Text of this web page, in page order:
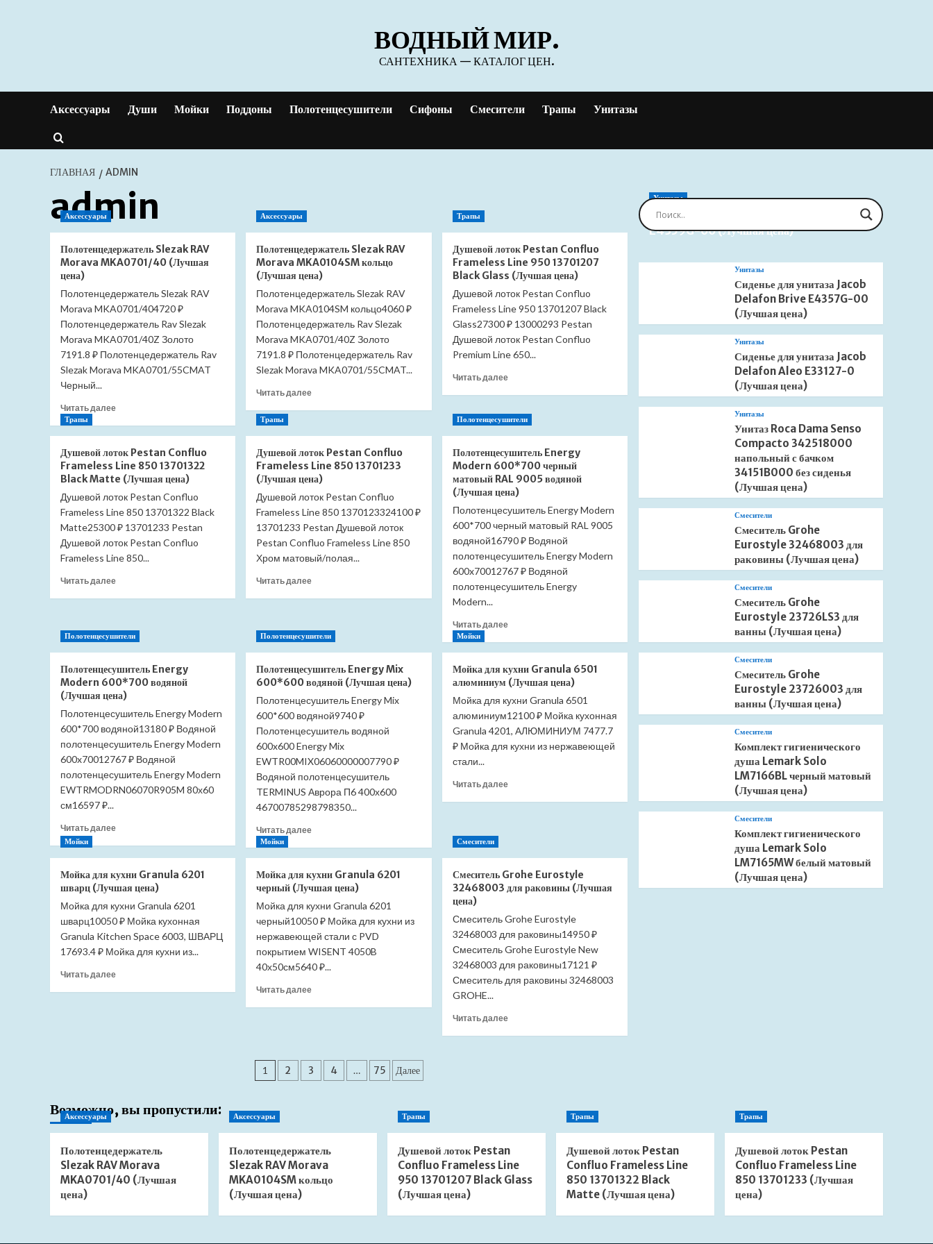
ВОДНЫЙ МИР.
САНТЕХНИКА — КАТАЛОГ ЦЕН.
Аксессуары Души Мойки Поддоны Полотенцесушители Сифоны Смесители Трапы Унитазы
ГЛАВНАЯ ADMIN
admin
Аксессуары
Полотенцедержатель Slezak RAV
Morava MKA0701/40 (Лучшая
цена)
Полотенцедержатель Slezak RAV
Morava MKA0701/404720 ₽
Полотенцедержатель Rav Slezak
Morava MKA0701/40Z Золото
7191.8 ₽ Полотенцедержатель Rav
Slezak Morava MKA0701/55CMAT
Черный...
Читать далееПрочитать
Полотенцедержатель
Slezak
RAV
Morava
MKA0701/40
(Лучшая
цена)
Аксессуары
Полотенцедержатель Slezak RAV
Morava MKA0104SM кольцо
(Лучшая цена)
Полотенцедержатель Slezak RAV
Morava MKA0104SM кольцо4060 ₽
Полотенцедержатель Rav Slezak
Morava MKA0701/40Z Золото
7191.8 ₽ Полотенцедержатель Rav
Slezak Morava MKA0701/55CMAT...
Читать далееПрочитать
RAV
Morava
MKA0104SM
кольцо
(Лучшая
цена)
Трапы
Душевой лоток Pestan Confluo
Frameless Line 950 13701207
Black Glass (Лучшая цена)
Душевой лоток Pestan Confluo
Frameless Line 950 13701207 Black
Glass27300 ₽ 13000293 Pestan
Душевой лоток Pestan Confluo
Premium Line 650...
Читать далееПрочитать
Душевой
лоток
Confluo
Frameless
Line
950
13701207
Black
(Лучшая
цена)
Трапы
Душевой лоток Pestan Confluo
Frameless Line 850 13701322
Black Matte (Лучшая цена)
Душевой лоток Pestan Confluo
Frameless Line 850 13701322 Black
Matte25300 ₽ 13701233 Pestan
Душевой лоток Pestan Confluo
Frameless Line 850...
Читать далееПрочитать
лоток
Pestan
Frameless
Line
850
13701322
Black
Matte
(Лучшая
цена)
Трапы
Душевой лоток Pestan Confluo
Frameless Line 850 13701233
(Лучшая цена)
Душевой лоток Pestan Confluo
Frameless Line 850 1370123324100 ₽
13701233 Pestan Душевой лоток
Pestan Confluo Frameless Line 850
Хром матовый/полая...
Читать далееПрочитать
лоток
Pestan
Frameless
Line
850
13701233
(Лучшая
цена)
Полотенцесушители
Полотенцесушитель Energy
Modern 600*700 черный
матовый RAL 9005 водяной
(Лучшая цена)
Полотенцесушитель Energy Modern
600*700 черный матовый RAL 9005
водяной16790 ₽ Водяной
полотенцесушитель Energy Modern
600x70012767 ₽ Водяной
полотенцесушитель Energy
Modern...
Читать далееПрочитать
Полотенцесушитель
Energy
Modern
600*700
черный
матовый
9005
(Лучшая
Полотенцесушители
Полотенцесушитель Energy
Modern 600*700 водяной
(Лучшая цена)
Полотенцесушитель Energy Modern
600*700 водяной13180 ₽ Водяной
полотенцесушитель Energy Modern
600x70012767 ₽ Водяной
полотенцесушитель Energy Modern
EWTRMODRN06070R905M 80х60
см16597 ₽...
Читать далееПрочитать
Energy
Modern
600*700
водяной
(Лучшая
Полотенцесушители
Полотенцесушитель Energy Mix
600*600 водяной (Лучшая цена)
Полотенцесушитель Energy Mix
600*600 водяной9740 ₽
Полотенцесушитель водяной
600x600 Energy Mix
EWTR00MIX06060000007790 ₽
Водяной полотенцесушитель
TERMINUS Аврора П6 400х600
46700785298798350...
Читать далееПрочитать
Полотенцесушитель
Energy
Mix
600*600
водяной
(Лучшая
цена)
Мойки
Мойка для кухни Granula 6501
алюминиум (Лучшая цена)
Мойка для кухни Granula 6501
алюминиум12100 ₽ Мойка кухонная
Granula 4201, АЛЮМИНИУМ 7477.7
₽ Мойка для кухни из нержавеющей
стали...
Читать далееПрочитать
Granula
6501
алюминиум
цена)
Мойки
Мойка для кухни Granula 6201
шварц (Лучшая цена)
Мойка для кухни Granula 6201
шварц10050 ₽ Мойка кухонная
Granula Kitchen Space 6003, ШВАРЦ
17693.4 ₽ Мойка для кухни из...
Читать далееПрочитать
Мойки
Мойка для кухни Granula 6201
черный (Лучшая цена)
Мойка для кухни Granula 6201
черный10050 ₽ Мойка для кухни из
нержавеющей стали с PVD
покрытием WISENT 4050B
40х50см5640 ₽...
Читать далееПрочитать
Granula
6201
Смесители
Смеситель Grohe Eurostyle
32468003 для раковины (Лучшая
цена)
Смеситель Grohe Eurostyle
32468003 для раковины14950 ₽
Смеситель Grohe Eurostyle New
32468003 для раковины17121 ₽
Смеситель для раковины 32468003
GROHE...
Читать далееПрочитать
(Лучшая
цена)
Пагинация
1 2 3 4 … 75 Далее
Унитазы
Сиденье для унитаза Jacob Delafon Brive
E4359G-00 (Лучшая цена)
Унитазы
Сиденье для унитаза Jacob
Delafon Brive E4357G-00
(Лучшая цена)
Унитазы
Сиденье для унитаза Jacob
Delafon Aleo E33127-0
(Лучшая цена)
Унитазы
Унитаз Roca Dama Senso
Compacto 342518000
напольный с бачком
34151B000 без сиденья
(Лучшая цена)
Смесители
Смеситель Grohe
Eurostyle 32468003 для
раковины (Лучшая цена)
Смесители
Смеситель Grohe
Eurostyle 23726LS3 для
ванны (Лучшая цена)
Смесители
Смеситель Grohe
Eurostyle 23726003 для
ванны (Лучшая цена)
Смесители
Комплект гигиенического
душа Lemark Solo
LM7166BL черный матовый
(Лучшая цена)
Смесители
Комплект гигиенического
душа Lemark Solo
LM7165MW белый матовый
(Лучшая цена)
Возможно, вы пропустили:
Аксессуары
Полотенцедержатель
Slezak RAV Morava
MKA0701/40 (Лучшая
цена)
Аксессуары
Полотенцедержатель
Slezak RAV Morava
MKA0104SM кольцо
(Лучшая цена)
Трапы
Душевой лоток Pestan
Confluo Frameless Line
950 13701207 Black Glass
(Лучшая цена)
Трапы
Душевой лоток Pestan
Confluo Frameless Line
850 13701322 Black
Matte (Лучшая цена)
Трапы
Душевой лоток Pestan
Confluo Frameless Line
850 13701233 (Лучшая
цена)